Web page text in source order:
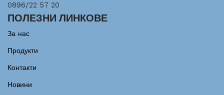
0896/22 57 20
ПОЛЕЗНИ ЛИНКОВЕ
За нас
Продукти
Контакти
Новини